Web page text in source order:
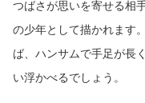
つばさが思いを寄せる相
の少年として描かれます
ば、ハンサムで手足が長
い浮かべるでしょう。